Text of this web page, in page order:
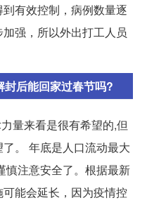
有效控制，病例数量逐
强，所以外出打工人员
后能回家过春节吗?
量来看是很有希望的,但
。 年底是人口流动最大
慎注意安全了。根据最新
能会延长，因为疫情控